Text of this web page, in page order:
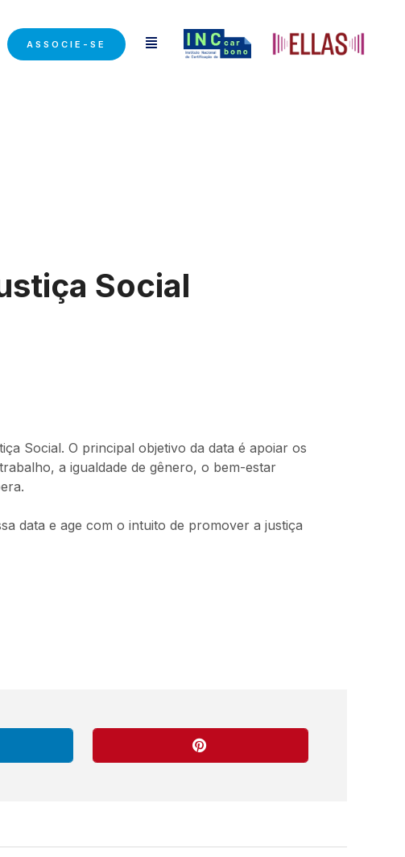
ASSOCIE-SE
Social
Social. O principal objetivo da data é apoiar os
a igualdade de gênero, o bem-estar
data e age com o intuito de promover a justiça